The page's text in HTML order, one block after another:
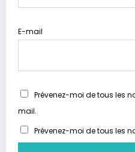
E-mail
Prévenez-moi de tous les
mail.
Prévenez-moi de tous les